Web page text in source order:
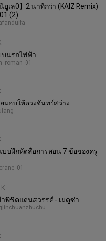
นิยูเล0】2 นาทีกว่า (KAIZ Remix)
(2)
บนรถไฟฟ้า
มอบให้ดวงจันทร์สว่าง
บบฝึกหัดสื่อการสอน 7 ข้อของครู
พิชิตแดนสวรรค์ - เมดูซ่า